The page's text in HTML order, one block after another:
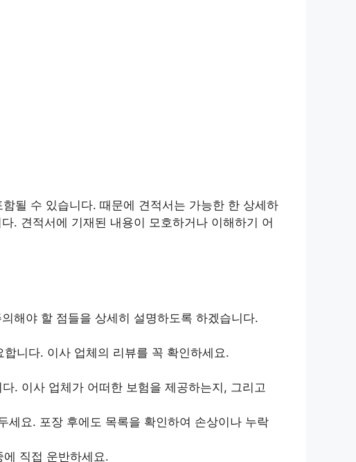
될 수 있습니다. 때문에 견적서는 가능한 한 상세하
. 견적서에 기재된 내용이 모호하거나 이해하기 어
해야 할 점들을 상세히 설명하도록 하겠습니다.
니다. 이사 업체의 리뷰를 꼭 확인하세요.
. 이사 업체가 어떠한 보험을 제공하는지, 그리고
세요. 포장 후에도 목록을 확인하여 손상이나 누락
직접 운반하세요.